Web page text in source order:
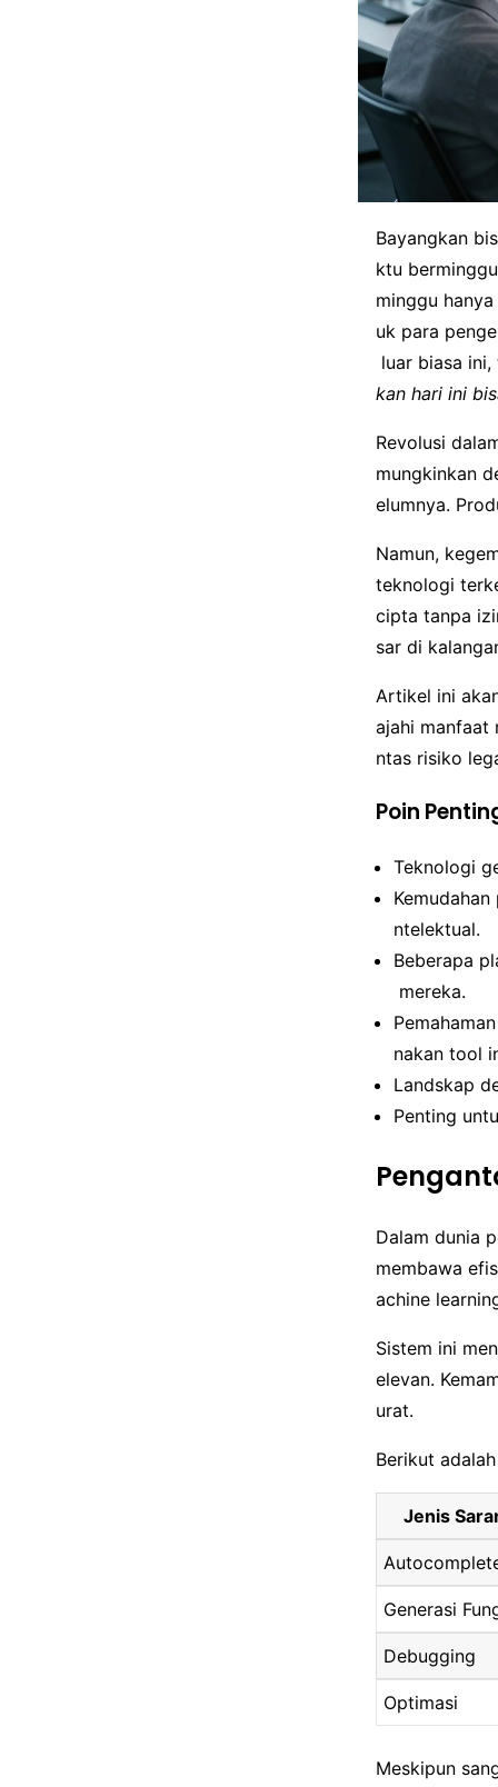
Bayangkan
ktu
minggu
uk para
luar biasa
kan hari ini
Revolusi
mungkinkan
elumnya.
Namun,
teknologi
cipta tanpa
sar di
Artikel ini
ajahi manfaat
ntas risiko
Poin
Teknologi
ntelektual.
Beberapa
mereka.
nakan tool
Landskap
Penting
Dalam dunia
membawa
achine
Sistem ini
elevan.
urat.
Berikut
Jenis
Generasi
Debugging
Optimasi
Meskipun